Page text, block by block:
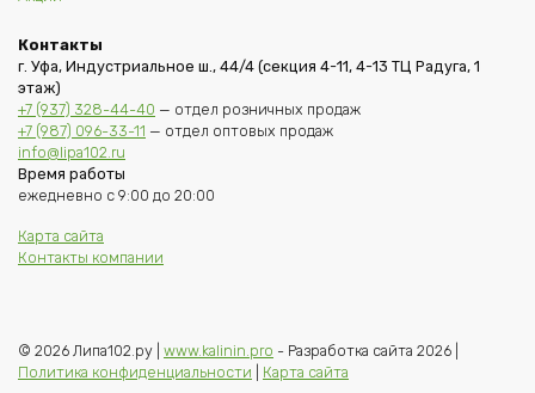
Контакты
г. Уфа, Индустриальное ш., 44/4 (секция 4-11, 4-13 ТЦ Радуга, 1
этаж)
+7 (937) 328-44-40 — отдел розничных продаж
+7 (987) 096-33-11 — отдел оптовых продаж
info@lipa102.ru
Время работы
ежедневно с 9:00 до 20:00
Карта сайта
Контакты компании
© 2026 Липа102.ру | www.kalinin.pro - Разработка сайта 2026 |
Политика конфиденциальности
Карта сайта